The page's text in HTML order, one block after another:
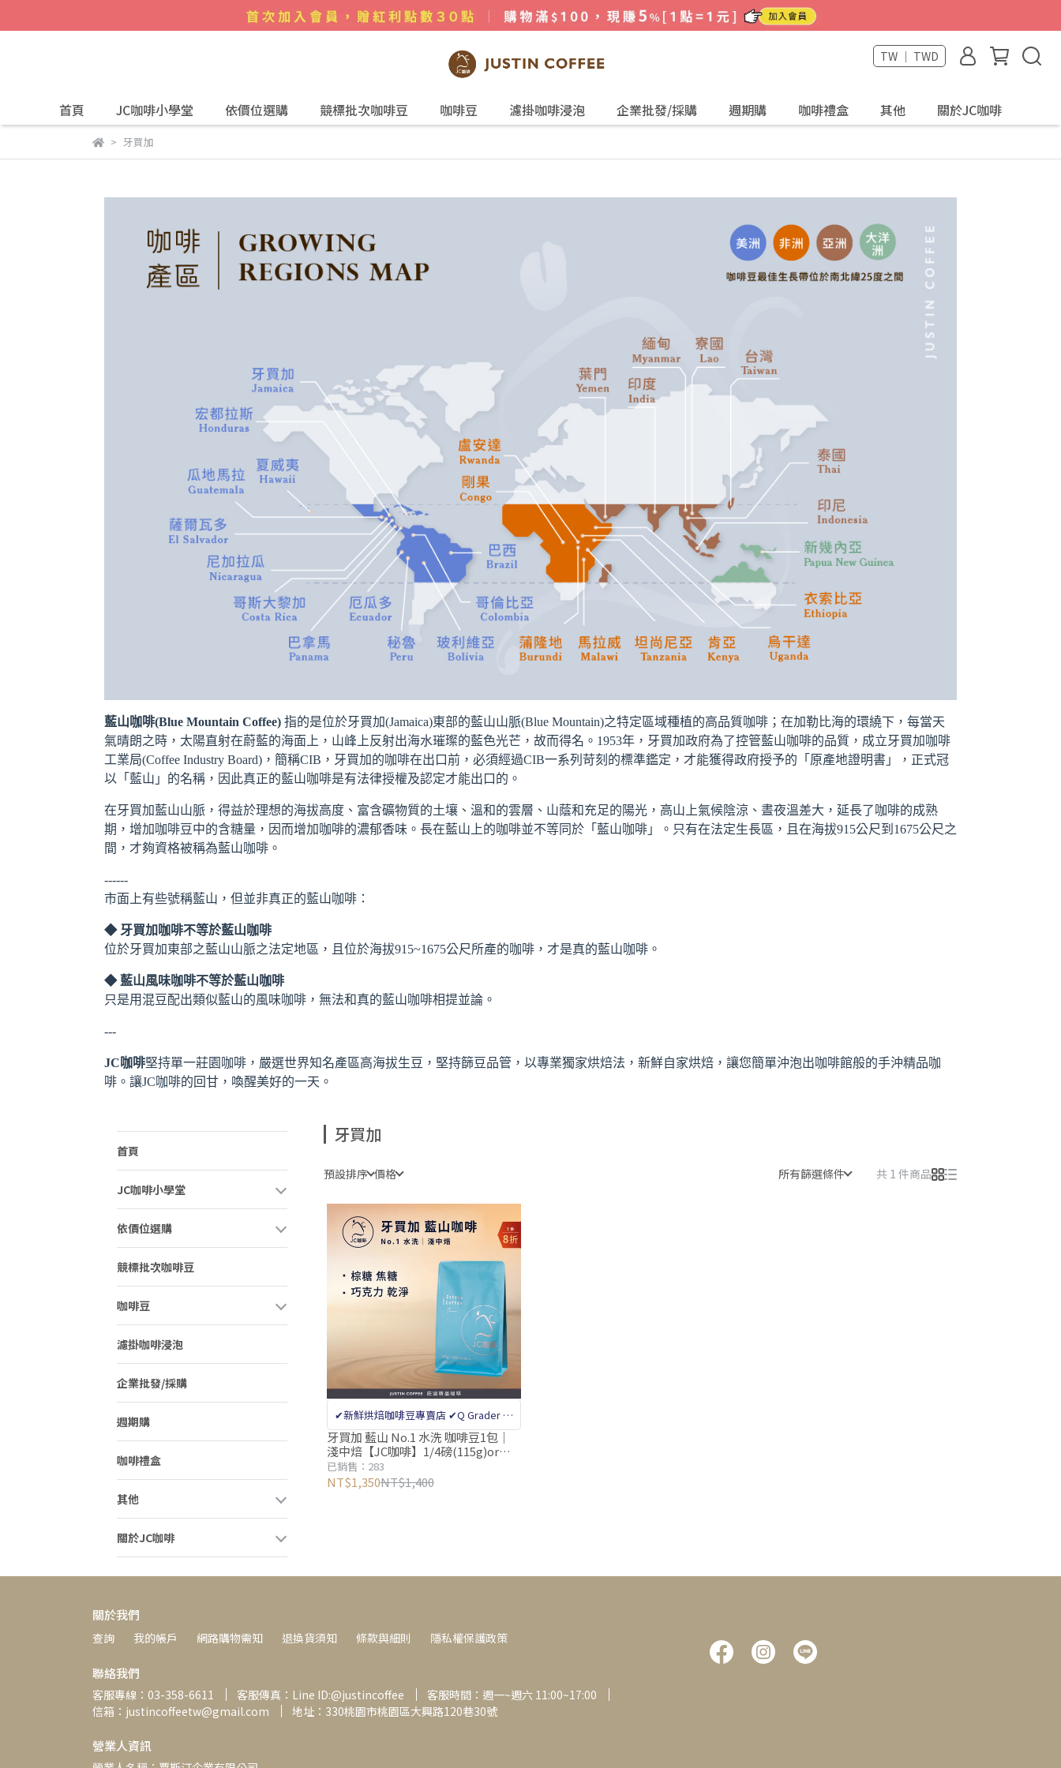
TW ｜ TWD
首頁 JC咖啡小學堂 依價位選購 競標批次咖啡豆 咖啡豆 濾掛咖啡浸泡 企業批發/採購 週期購 咖啡禮盒 其他 關於JC咖啡
牙買加
藍山咖啡(Blue Mountain Coffee) 指的是位於牙買加(Jamaica)東部的藍山山脈(Blue Mountain)之特定區域種植的高品質咖啡；在加勒比海的環繞下，每當天
氣晴朗之時，太陽直射在蔚藍的海面上，山峰上反射出海水璀璨的藍色光芒，故而得名。1953年，牙買加政府為了控管藍山咖啡的品質，成立牙買加咖啡
工業局(Coffee Industry Board)，簡稱CIB，牙買加的咖啡在出口前，必須經過CIB一系列苛刻的標準鑑定，才能獲得政府授予的「原產地證明書」，正式冠
以「藍山」的名稱，因此真正的藍山咖啡是有法律授權及認定才能出口的。
在牙買加藍山山脈，得益於理想的海拔高度、富含礦物質的土壤、溫和的雲層、山蔭和充足的陽光，高山上氣候陰涼、晝夜溫差大，延長了咖啡的成熟
期，增加咖啡豆中的含糖量，因而增加咖啡的濃郁香味。長在藍山上的咖啡並不等同於「藍山咖啡」。只有在法定生長區，且在海拔915公尺到1675公尺之
間，才夠資格被稱為藍山咖啡。
------
市面上有些號稱藍山，但並非真正的藍山咖啡：
◆ 牙買加咖啡不等於藍山咖啡
位於牙買加東部之藍山山脈之法定地區，且位於海拔915~1675公尺所產的咖啡，才是真的藍山咖啡。
◆ 藍山風味咖啡不等於藍山咖啡
只是用混豆配出類似藍山的風味咖啡，無法和真的藍山咖啡相提並論。
---
​JC咖啡堅持單一莊園咖啡，嚴選世界知名產區高海拔生豆，堅持篩豆品管，以專業獨家烘焙法，新鮮自家烘焙，讓您簡單沖泡出咖啡館般的手沖精品咖
啡。讓JC咖啡的回甘，喚醒美好的一天。
首頁
JC咖啡小學堂
依價位選購
競標批次咖啡豆
咖啡豆
濾掛咖啡浸泡
企業批發/採購
週期購
咖啡禮盒
其他
關於JC咖啡
牙買加
預設排序 價格 所有篩選條件 共 1 件商品
✔新鮮烘焙咖啡豆專賣店 ✔Q Grader 咖
啡品質鑑定師把關 ✔百萬級咖啡篩豆機
剔除瑕疵豆
牙買加 藍山 No.1 水洗 咖啡豆1包│
淺中焙【JC咖啡】1/4磅(115g)or半
磅(230g) 莊園咖啡 新鮮烘焙
已銷售：283
NT$1,350NT$1,400
關於我們
查詢 我的帳戶 網路購物需知 退換貨須知 條款與細則 隱私權保護政策
聯絡我們
客服專線：03-358-6611 客服傳真：Line ID:@justincoffee
客服時間：週一~週六 11:00~17:00
信箱：justincoffeetw@gmail.com
地址：330桃園市桃園區大興路120巷30號
營業人資訊